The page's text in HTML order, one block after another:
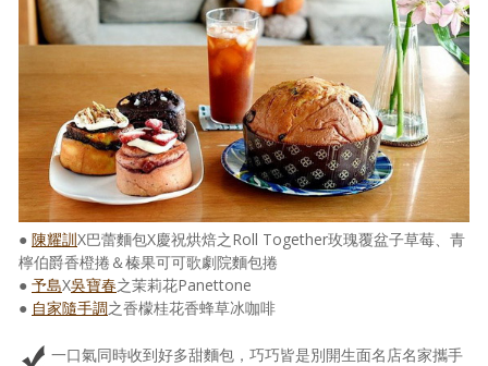
● 陳耀訓X巴蕾麵包X慶祝烘焙之Roll Together玫瑰覆盆子草莓、青
檸伯爵香橙捲＆榛果可可歌劇院麵包捲
● 予島X吳寶春之茉莉花Panettone
● 自家隨手調之香檬桂花香蜂草冰咖啡
一口氣同時收到好多甜麵包，巧巧皆是別開生面名店名家攜手